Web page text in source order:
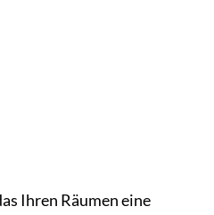
Ihren Räumen eine